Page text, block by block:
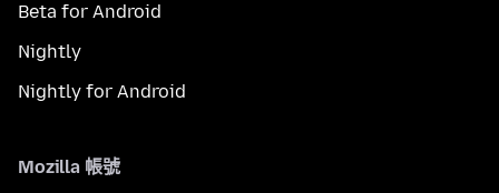
Beta for Android
Nightly
Nightly for Android
Mozilla 帳號